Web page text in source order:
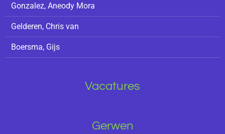
Gonzalez, Aneody Mora
Gelderen, Chris van
Boersma, Gijs
Vacatures
Gerwen